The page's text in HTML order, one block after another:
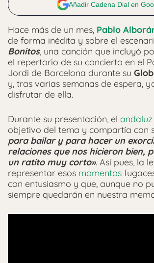
Añadir Cadena Dial en
Hace más de un mes, Pablo
de forma inédita y sobre el
Bonitos, una canción que incluyó
el repertorio de su concierto en el
Jordi de Barcelona durante su
y, tras varias semanas de espera,
disfrutar de ella.
Durante su presentación, el andaluz
objetivo del tema y compartía con
para bailar y para hacer un
relaciones que nos hicieron bien,
un ratito muy corto». Así pues, la
representar esos momentos
con entusiasmo y que, aunque no
siempre quedarán en nuestra